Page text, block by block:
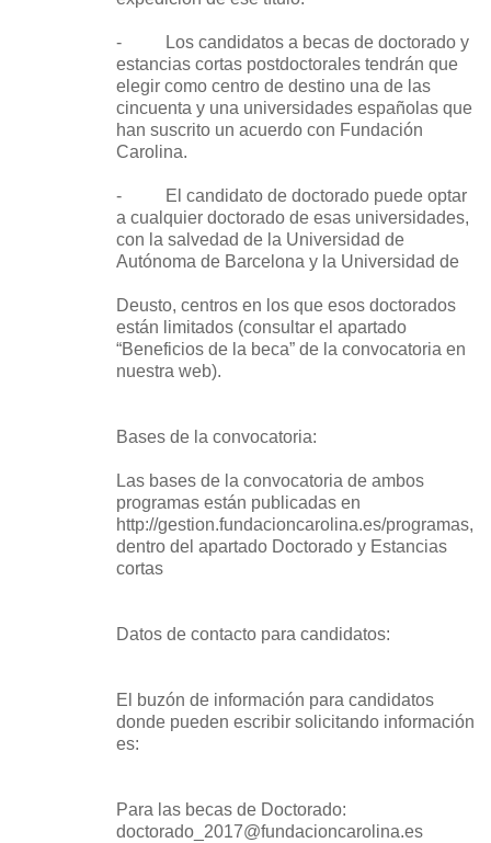
- Los candidatos a becas de doctorado y
estancias cortas postdoctorales tendrán que
elegir como centro de destino una de las
cincuenta y una universidades españolas que
han suscrito un acuerdo con Fundación
Carolina.
- El candidato de doctorado puede optar
a cualquier doctorado de esas universidades,
con la salvedad de la Universidad de
Autónoma de Barcelona y la Universidad de
Deusto, centros en los que esos doctorados
están limitados (consultar el apartado
“Beneficios de la beca” de la convocatoria en
nuestra web).
Bases de la convocatoria:
Las bases de la convocatoria de ambos
programas están publicadas en
http://gestion.fundacioncarolina.es/programas,
dentro del apartado Doctorado y Estancias
cortas
Datos de contacto para candidatos:
El buzón de información para candidatos
donde pueden escribir solicitando información
es:
Para las becas de Doctorado:
doctorado_2017@fundacioncarolina.es